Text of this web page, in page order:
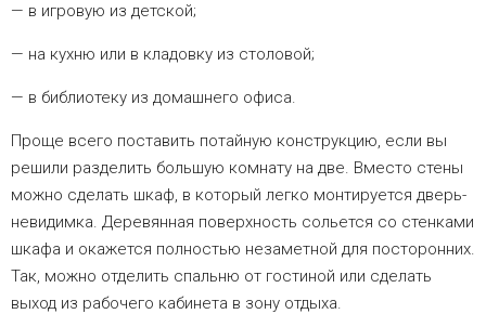
в игровую из детской;
на кухню или в кладовку из столовой;
в библиотеку из домашнего офиса.
Проще всего поставить потайную конструкцию, если вы
решили разделить большую комнату на две. Вместо стены
можно сделать шкаф, в который легко монтируется дверь-
невидимка. Деревянная поверхность сольется со стенками
шкафа и окажется полностью незаметной для посторонних.
Так, можно отделить спальню от гостиной или сделать
выход из рабочего кабинета в зону отдыха.